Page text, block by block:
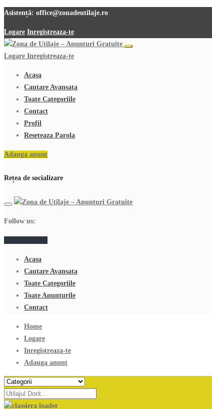
Asistență: office@zonadeutilaje.ro
Logare Inregistreaza-te
Logare Inregistreaza-te
Acasa
Cautare Avansata
Toate Categoriile
Contact
Profil
Reseteaza Parola
Adauga anunt
Rețea de socializare
Follow us:
Acasa
Cautare Avansata
Toate Categoriile
Toate Anunturile
Contact
Home
Logare
Inregistreaza-te
Adauga anunt